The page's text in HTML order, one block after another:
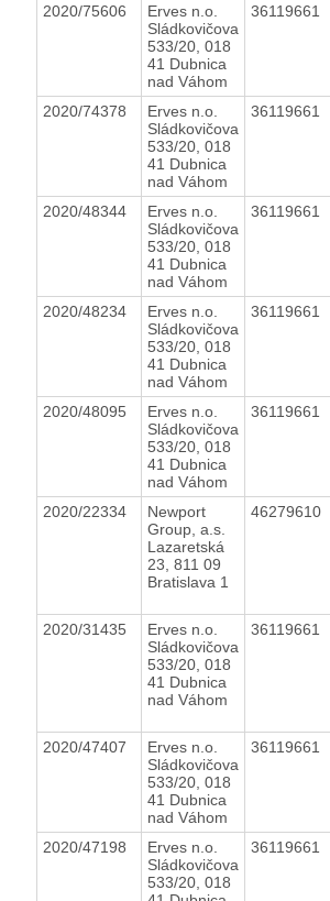
2020/75606
Erves n.o.
Sládkovičova
533/20, 018
41 Dubnica
nad Váhom
36119661
2020/74378
Erves n.o.
Sládkovičova
533/20, 018
41 Dubnica
nad Váhom
36119661
2020/48344
Erves n.o.
Sládkovičova
533/20, 018
41 Dubnica
nad Váhom
36119661
2020/48234
Erves n.o.
Sládkovičova
533/20, 018
41 Dubnica
nad Váhom
36119661
2020/48095
Erves n.o.
Sládkovičova
533/20, 018
41 Dubnica
nad Váhom
36119661
2020/22334
Newport
Group, a.s.
Lazaretská
23, 811 09
Bratislava 1
46279610
2020/31435
Erves n.o.
Sládkovičova
533/20, 018
41 Dubnica
nad Váhom
36119661
2020/47407
Erves n.o.
Sládkovičova
533/20, 018
41 Dubnica
nad Váhom
36119661
2020/47198
Erves n.o.
Sládkovičova
533/20, 018
36119661